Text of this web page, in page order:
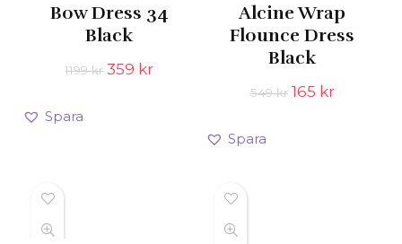
Bow Dress 34
Black
1199kr Det
359 krDet
Spara
Alcine Wrap
Flounce Dress
Black
549kr Det
165 krDet
Spara